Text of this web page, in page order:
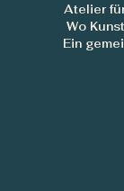
Atelier
Wo
Ein